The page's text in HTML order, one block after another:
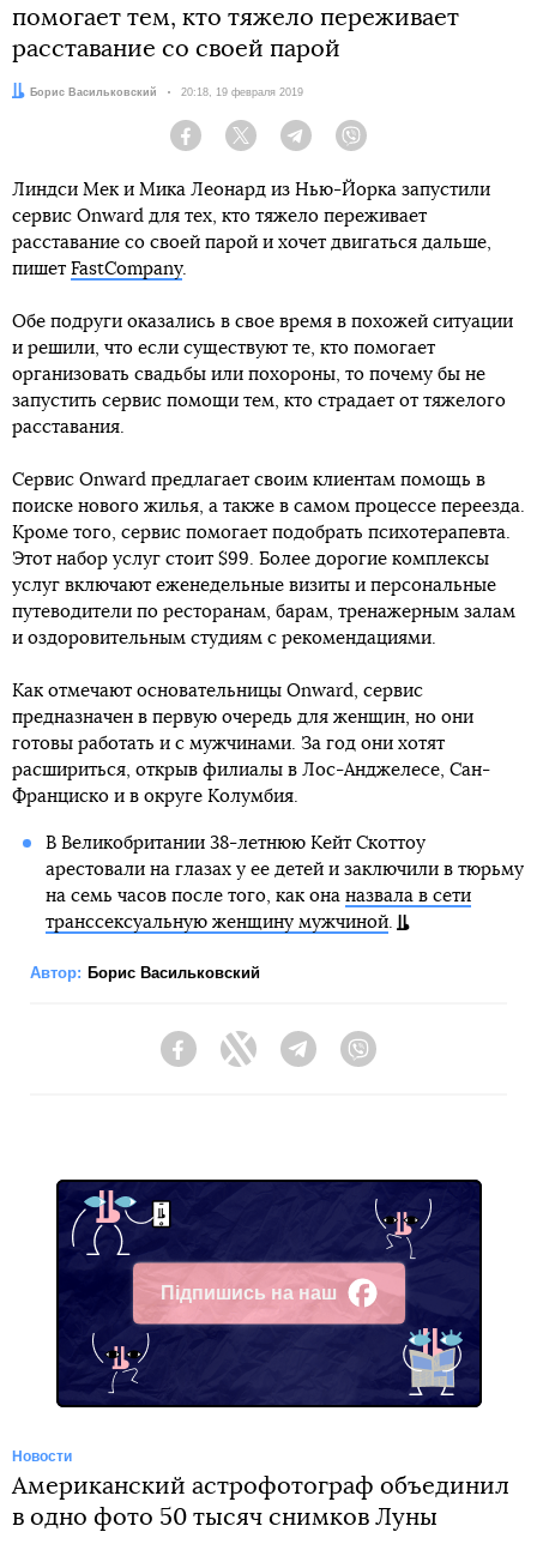
помогает тем, кто тяжело переживает
расставание со своей парой
Автор:Борис Васильковский Дата:
20:18, 19 февраля 2019
Facebook Twitter Telegram
Линдси Мек и Мика Леонард из Нью-Йорка запустили
сервис Onward для тех, кто тяжело переживает
расставание со своей парой и хочет двигаться дальше,
пишет FastCompany.
Обе подруги оказались в свое время в похожей ситуации
и решили, что если существуют те, кто помогает
организовать свадьбы или похороны, то почему бы не
запустить сервис помощи тем, кто страдает от тяжелого
расставания.
Сервис Onward предлагает своим клиентам помощь в
поиске нового жилья, а также в самом процессе переезда.
Кроме того, сервис помогает подобрать психотерапевта.
Этот набор услуг стоит $99. Более дорогие комплексы
услуг включают еженедельные визиты и персональные
путеводители по ресторанам, барам, тренажерным залам
и оздоровительным студиям с рекомендациями.
Как отмечают основательницы Onward, сервис
предназначен в первую очередь для женщин, но они
готовы работать и с мужчинами. За год они хотят
расшириться, открыв филиалы в Лос-Анджелесе, Сан-
Франциско и в округе Колумбия.
В Великобритании 38-летнюю Кейт Скоттоу
арестовали на глазах у ее детей и заключили в тюрьму
на семь часов после того, как она назвала в сети
транссексуальную женщину мужчиной.
Автор: Борис Васильковский
FacebookTwitter Telegram
Підпишись на наш
Facebook
Новости
Американский астрофотограф объединил
в одно фото 50 тысяч снимков Луны